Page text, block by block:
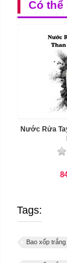
Có thể
Nước Rửa
Tags:
Bao xốp